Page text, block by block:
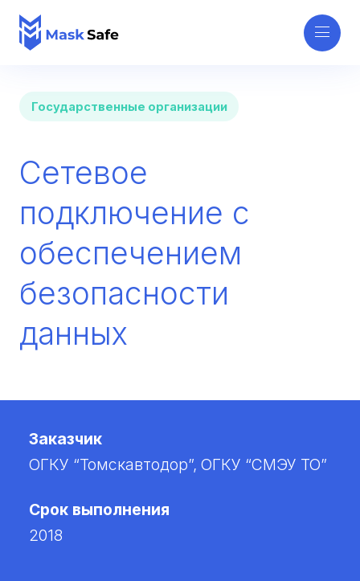
Государственные организации
Сетевое
подключение с
обеспечением
безопасности
данных
Заказчик
ОГКУ “Томскавтодор”, ОГКУ “СМЭУ ТО”
Срок выполнения
2018